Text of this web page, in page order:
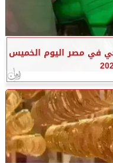
في مصر اليوم الخميس